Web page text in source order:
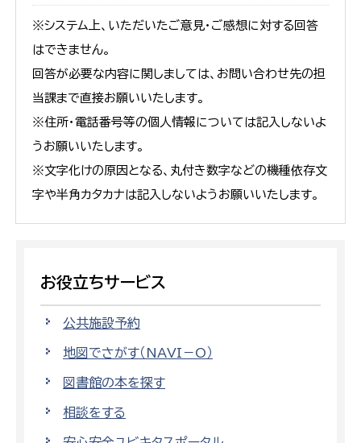
※システム上、いただいたご意見・ご感想に対する回答
はできません。
回答が必要な内容に関しましては、お問い合わせ先の担
当課まで直接お願いいたします。
※住所・電話番号等の個人情報については記入しないよ
うお願いいたします。
※文字化けの原因となる、丸付き数字などの機種依存文
字や半角カタカナは記入しないようお願いいたします。
お役立ちサービス
公共施設予約
地図でさがす（NAVI－O）
図書館の本を探す
相談をする